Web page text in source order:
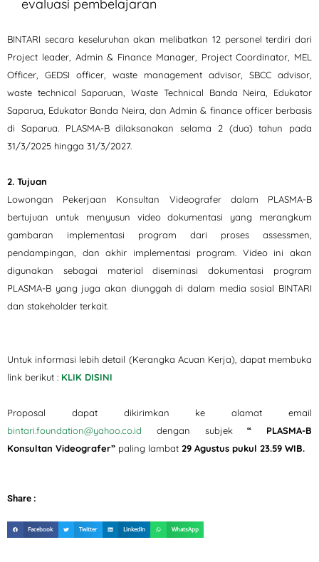
evaluasi pembelajaran
BINTARI secara keseluruhan akan melibatkan 12 personel terdiri dari
Project leader, Admin & Finance Manager, Project Coordinator, MEL
Officer, GEDSI officer, waste management advisor, SBCC advisor,
waste technical Saparuan, Waste Technical Banda Neira, Edukator
Saparua, Edukator Banda Neira, dan Admin & finance officer berbasis
di Saparua. PLASMA-B dilaksanakan selama 2 (dua) tahun pada
31/3/2025 hingga 31/3/2027.
2. Tujuan
Lowongan Pekerjaan Konsultan Videografer dalam PLASMA-B
bertujuan untuk menyusun video dokumentasi yang merangkum
gambaran implementasi program dari proses assessmen,
pendampingan, dan akhir implementasi program. Video ini akan
digunakan sebagai material diseminasi dokumentasi program
PLASMA-B yang juga akan diunggah di dalam media sosial BINTARI
dan stakeholder terkait.
Untuk informasi lebih detail (Kerangka Acuan Kerja), dapat membuka
link berikut : KLIK DISINI
Proposal dapat dikirimkan ke alamat email
bintari.foundation@yahoo.co.id dengan subjek“ PLASMA-B
Konsultan Videografer” paling lambat 29 Agustus pukul 23.59 WIB.
Share :
Facebook Twitter LinkedIn WhatsApp